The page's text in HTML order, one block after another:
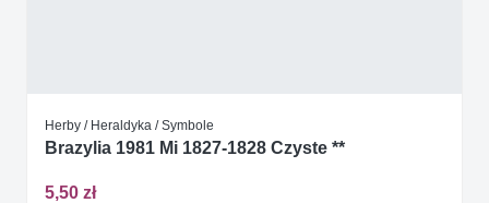
Herby / Heraldyka / Symbole
Brazylia 1981 Mi 1827-1828 Czyste **
5,50 zł